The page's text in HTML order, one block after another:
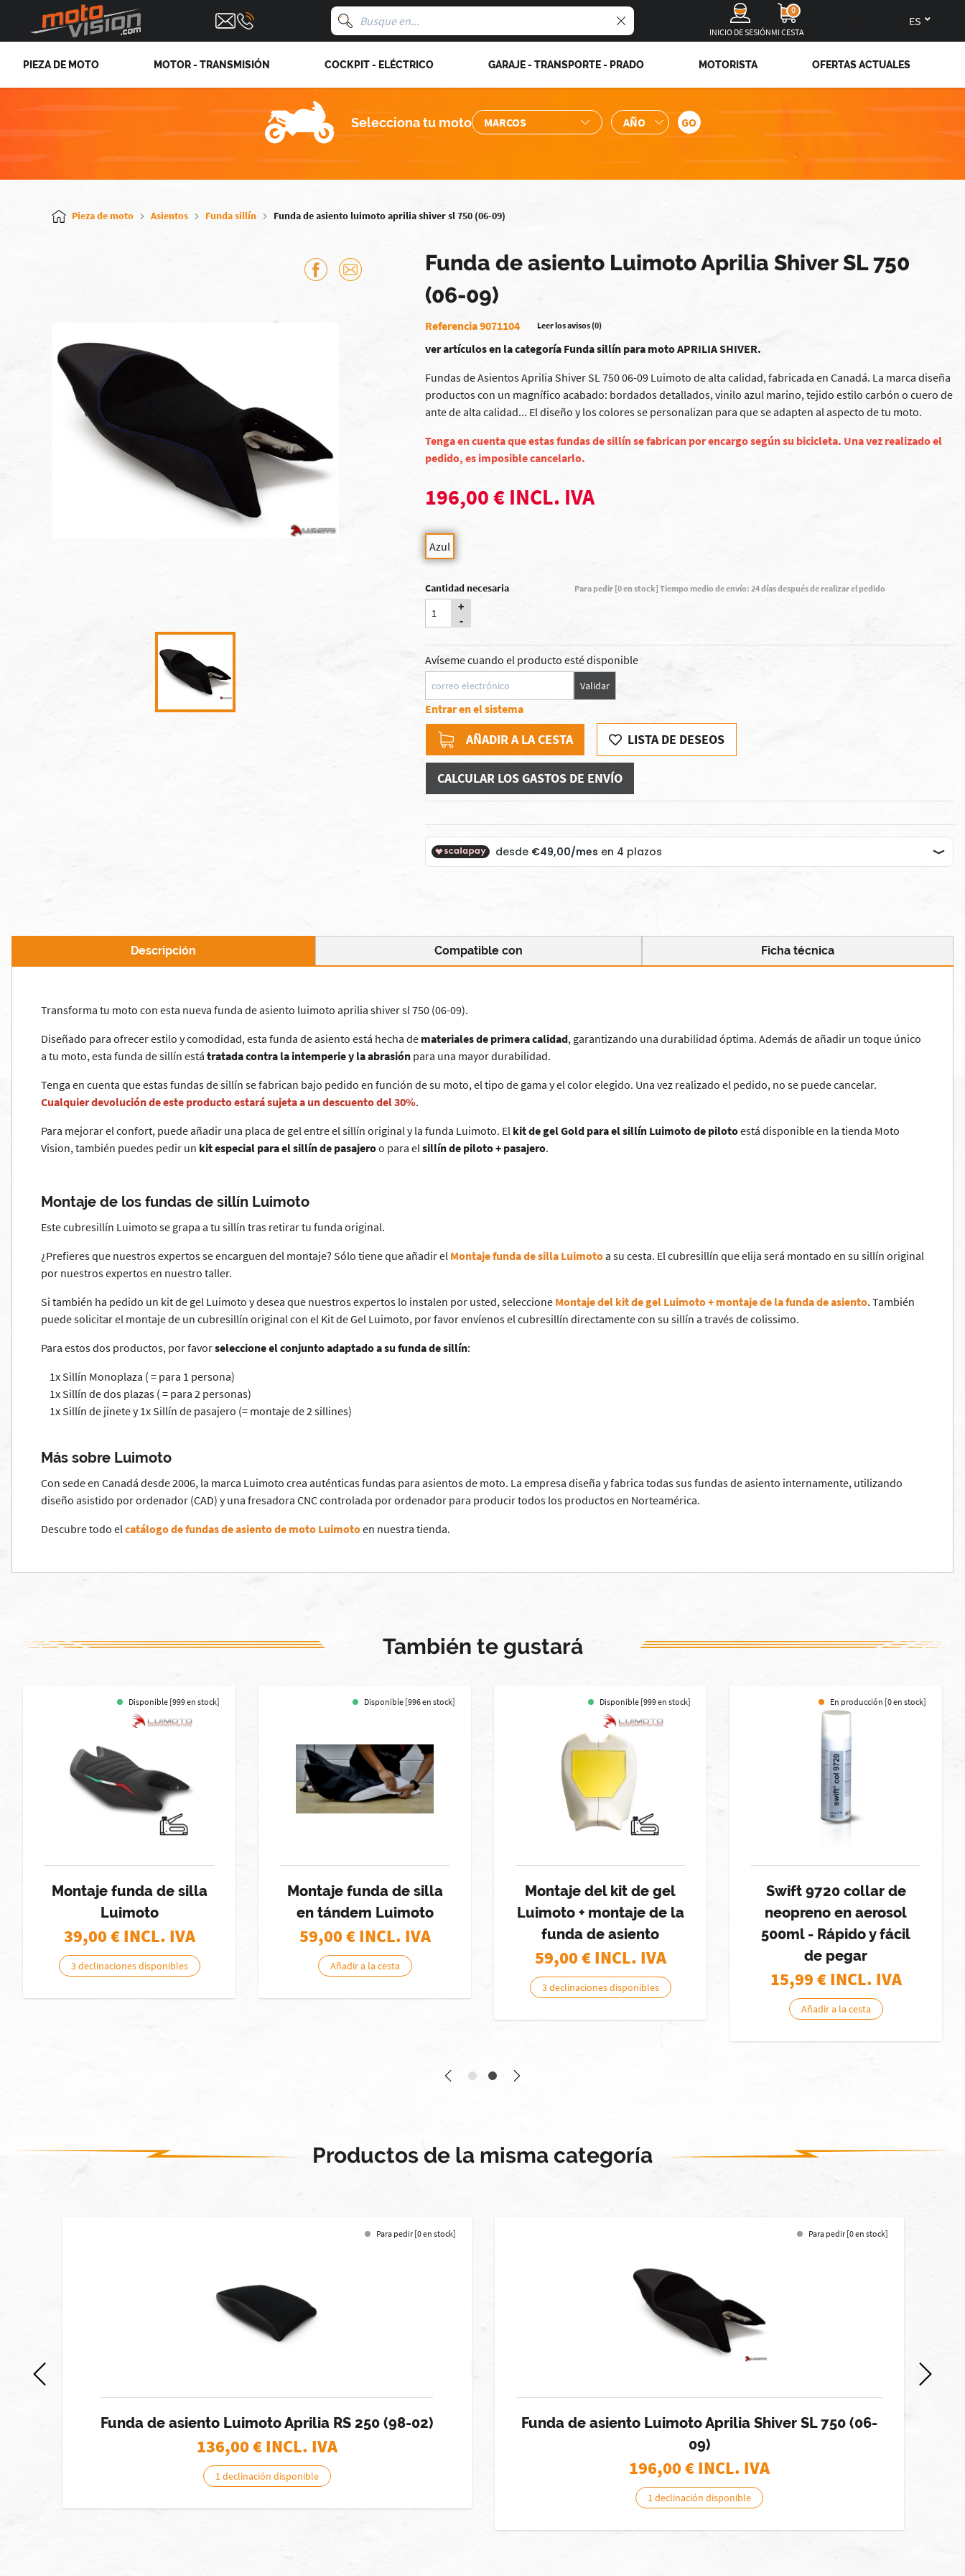
INICIO DE SESIÓN
0
MI CESTA
PIEZA DE MOTO MOTOR - TRANSMISIÓN COCKPIT - ELÉCTRICO GARAJE - TRANSPORTE - PRADO MOTORISTA OFERTAS ACTUALES
Selecciona tu moto
Pieza de moto Asientos Funda sillín Funda de asiento luimoto aprilia shiver sl 750 (06-09)
Funda de asiento Luimoto Aprilia Shiver SL 750
(06-09)
Referencia 9071104 Leer los avisos (0)
ver artículos en la categoría Funda sillín para moto APRILIA SHIVER.
Fundas de Asientos Aprilia Shiver SL 750 06-09 Luimoto de alta calidad, fabricada en Canadá. La marca diseña
productos con un magnífico acabado: bordados detallados, vinilo azul marino, tejido estilo carbón o cuero de
ante de alta calidad... El diseño y los colores se personalizan para que se adapten al aspecto de tu moto.
Tenga en cuenta que estas fundas de sillín se fabrican por encargo según su bicicleta. Una vez realizado el
pedido, es imposible cancelarlo.
196,00 € INCL. IVA
Azul
Cantidad necesaria
+
-
Para pedir [0 en stock] Tiempo medio de envío: 24 días después de realizar el pedido
Avíseme cuando el producto esté disponible
Validar
Entrar en el sistema
AÑADIR A LA CESTA LISTA DE DESEOS
CALCULAR LOS GASTOS DE ENVÍO
Descripción Compatible con Ficha técnica
Transforma tu moto con esta nueva funda de asiento luimoto aprilia shiver sl 750 (06-09).
Diseñado para ofrecer estilo y comodidad, esta funda de asiento está hecha de materiales de primera calidad, garantizando una durabilidad óptima. Además de añadir un toque único
a tu moto, esta funda de sillín está tratada contra la intemperie y la abrasión para una mayor durabilidad.
Tenga en cuenta que estas fundas de sillín se fabrican bajo pedido en función de su moto, el tipo de gama y el color elegido. Una vez realizado el pedido, no se puede cancelar.
Cualquier devolución de este producto estará sujeta a un descuento del 30%.
Para mejorar el confort, puede añadir una placa de gel entre el sillín original y la funda Luimoto. El kit de gel Gold para el sillín Luimoto de pilotoestá disponible en la tienda Moto
Vision, también puedes pedir un kit especial para el sillín de pasajeroo para elsillín de piloto + pasajero.
Montaje de los fundas de sillín Luimoto
Este cubresillín Luimoto se grapa a tu sillín tras retirar tu funda original.
¿Prefieres que nuestros expertos se encarguen del montaje? Sólo tiene que añadir el Montaje funda de silla Luimotoa su cesta. El cubresillín que elija será montado en su sillín original
por nuestros expertos en nuestro taller.
Si también ha pedido un kit de gel Luimoto y desea que nuestros expertos lo instalen por usted, seleccione Montaje del kit de gel Luimoto + montaje de la funda de asiento. También
puede solicitar el montaje de un cubresillín original con el Kit de Gel Luimoto, por favor envíenos el cubresillín directamente con su sillín a través de colissimo.
Para estos dos productos, por favorseleccione el conjunto adaptado a su funda de sillín:
1x Sillín Monoplaza ( = para 1 persona)
1x Sillín de dos plazas ( = para 2 personas)
1x Sillín de jinete y 1x Sillín de pasajero (= montaje de 2 sillines)
Más sobre Luimoto
Con sede en Canadá desde 2006, la marca Luimoto crea auténticas fundas para asientos de moto. La empresa diseña y fabrica todas sus fundas de asiento internamente, utilizando
diseño asistido por ordenador (CAD) y una fresadora CNC controlada por ordenador para producir todos los productos en Norteamérica.
Descubre todo elcatálogo de fundas de asiento de moto Luimotoen nuestra tienda.
También te gustará
Disponible [999 en stock]
Montaje funda de silla
Luimoto
39,00€ INCL. IVA
3 declinaciones disponibles
Disponible [996 en stock]
Montaje funda de silla
en tándem Luimoto
59,00€ INCL. IVA
Añadir a la cesta
Disponible [999 en stock]
Montaje del kit de gel
Luimoto + montaje de la
funda de asiento
59,00€ INCL. IVA
3 declinaciones disponibles
En producción [0 en stock]
Swift 9720 collar de
neopreno en aerosol
500ml - Rápido y fácil
de pegar
15,99€ INCL. IVA
Añadir a la cesta
Productos de la misma categoría
Para pedir [0 en stock]
Funda de asiento Luimoto Aprilia RS 250 (98-02)
136,00€ INCL. IVA
1 declinación disponible
Para pedir [0 en stock]
Funda de asiento Luimoto Aprilia Shiver SL 750 (06-
09)
196,00€ INCL. IVA
1 declinación disponible